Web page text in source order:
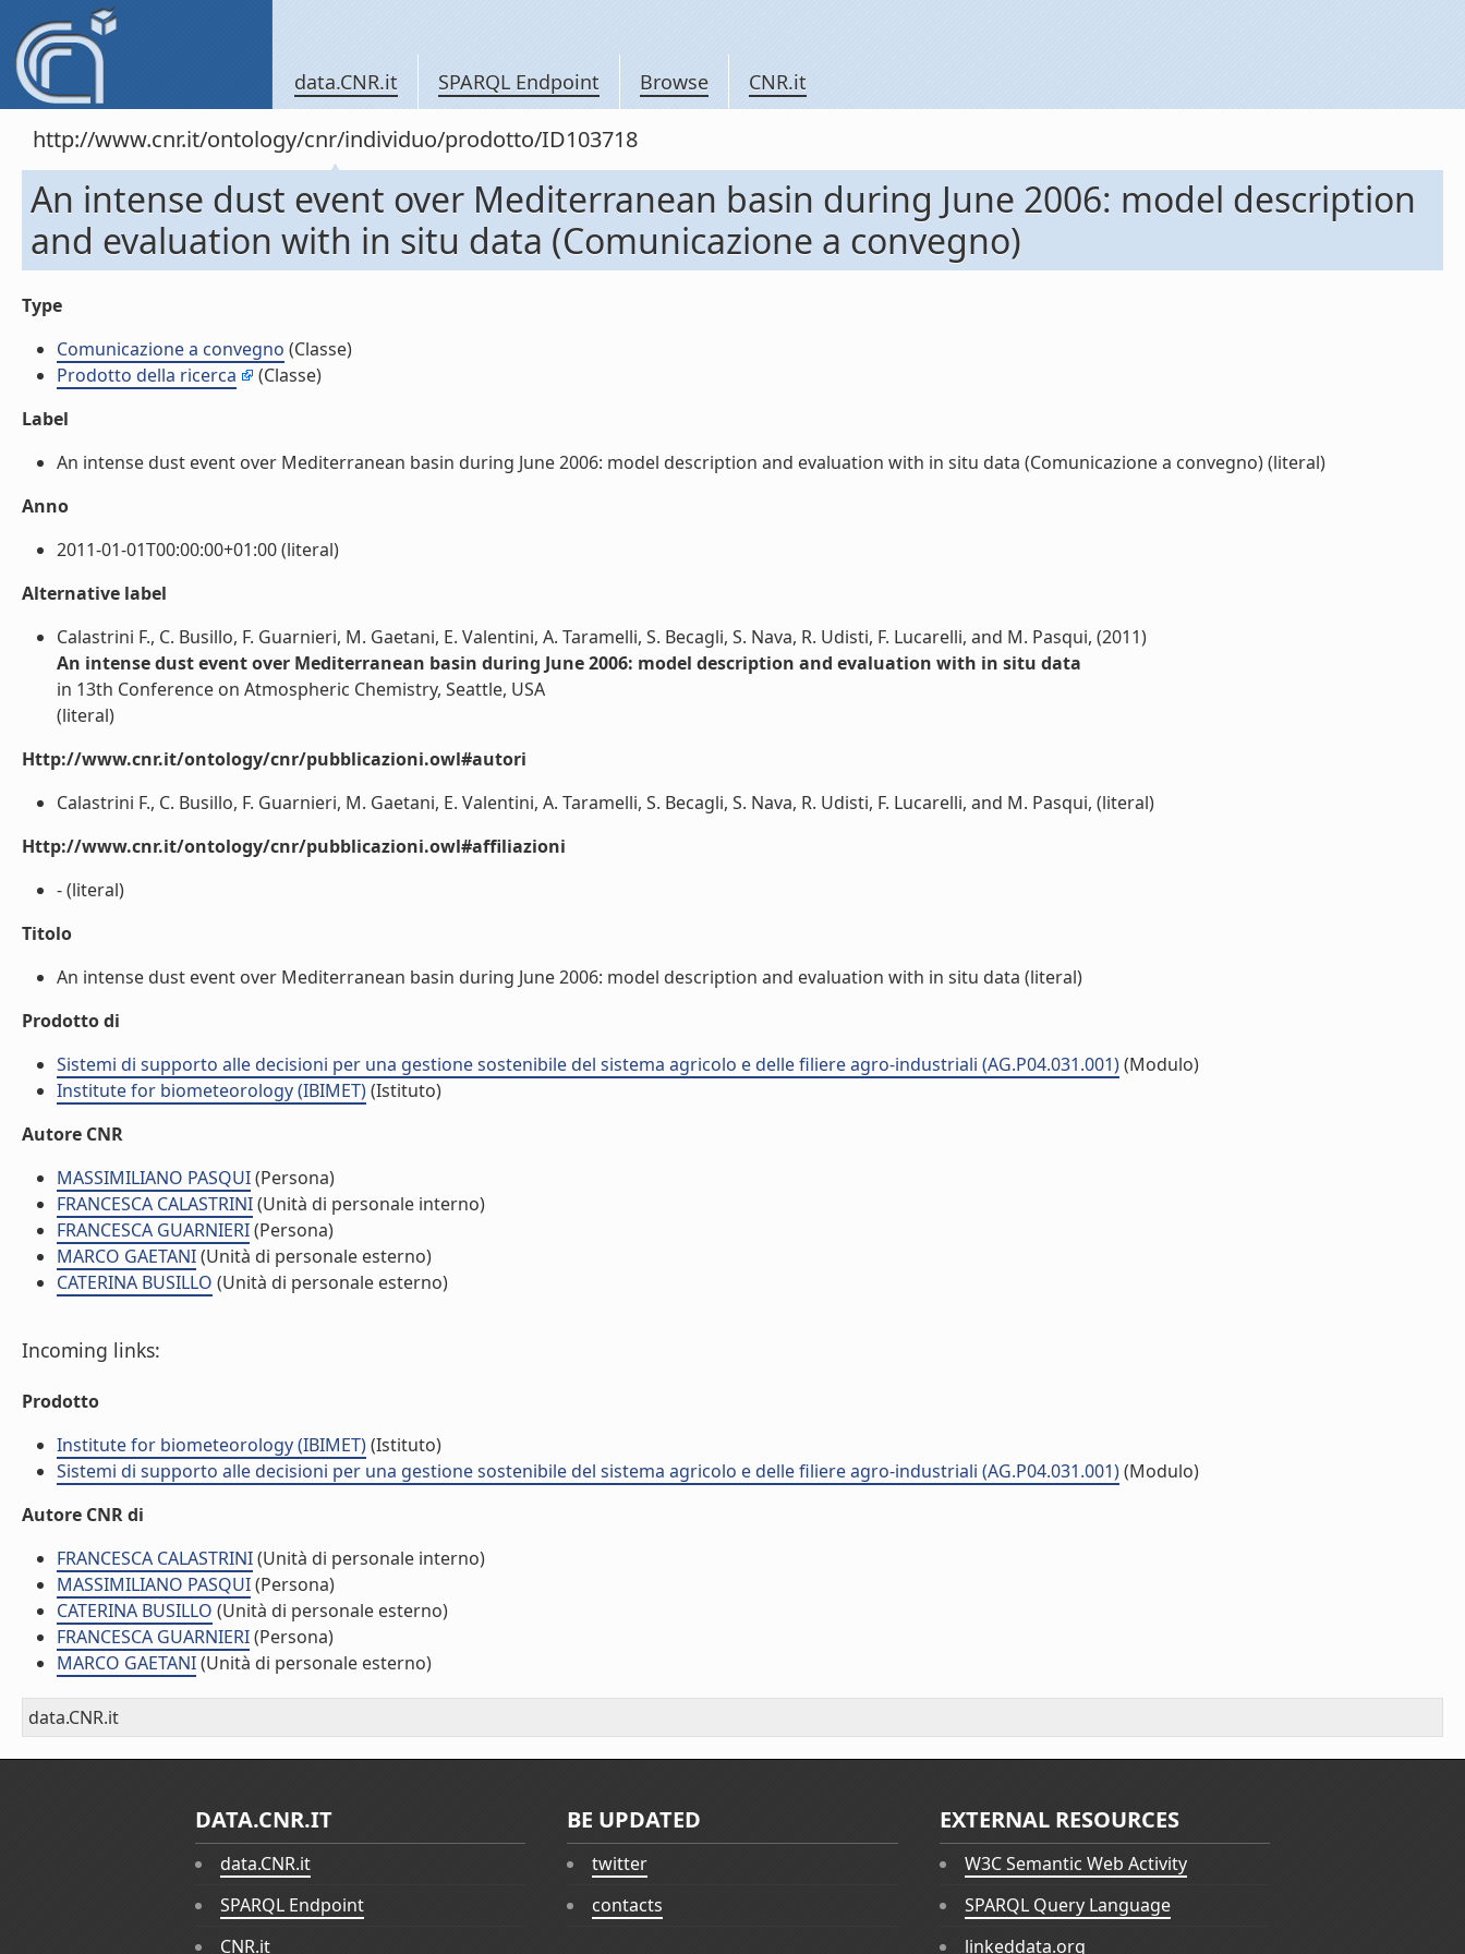
data.CNR.it SPARQL Endpoint Browse CNR.it
http://www.cnr.it/ontology/cnr/individuo/prodotto/ID103718
An intense dust event over Mediterranean basin during June 2006: model description
and evaluation with in situ data (Comunicazione a convegno)
Type
Comunicazione a convegno (Classe)
Prodotto della ricerca
(Classe)
Label
An intense dust event over Mediterranean basin during June 2006: model description and evaluation with in situ data (Comunicazione a convegno) (literal)
Anno
2011-01-01T00:00:00+01:00 (literal)
Alternative label
Calastrini F., C. Busillo, F. Guarnieri, M. Gaetani, E. Valentini, A. Taramelli, S. Becagli, S. Nava, R. Udisti, F. Lucarelli, and M. Pasqui, (2011)
An intense dust event over Mediterranean basin during June 2006: model description and evaluation with in situ data
in 13th Conference on Atmospheric Chemistry, Seattle, USA
(literal)
Http://www.cnr.it/ontology/cnr/pubblicazioni.owl#autori
Calastrini F., C. Busillo, F. Guarnieri, M. Gaetani, E. Valentini, A. Taramelli, S. Becagli, S. Nava, R. Udisti, F. Lucarelli, and M. Pasqui, (literal)
Http://www.cnr.it/ontology/cnr/pubblicazioni.owl#affiliazioni
- (literal)
Titolo
An intense dust event over Mediterranean basin during June 2006: model description and evaluation with in situ data (literal)
Prodotto di
Sistemi di supporto alle decisioni per una gestione sostenibile del sistema agricolo e delle filiere agro-industriali (AG.P04.031.001)(Modulo)
Institute for biometeorology (IBIMET)(Istituto)
Autore CNR
MASSIMILIANO PASQUI(Persona)
FRANCESCA CALASTRINI(Unità di personale interno)
FRANCESCA GUARNIERI(Persona)
MARCO GAETANI(Unità di personale esterno)
CATERINA BUSILLO (Unità di personale esterno)
Incoming links:
Prodotto
Institute for biometeorology (IBIMET)(Istituto)
Sistemi di supporto alle decisioni per una gestione sostenibile del sistema agricolo e delle filiere agro-industriali (AG.P04.031.001)(Modulo)
Autore CNR di
FRANCESCA CALASTRINI(Unità di personale interno)
MASSIMILIANO PASQUI(Persona)
CATERINA BUSILLO (Unità di personale esterno)
FRANCESCA GUARNIERI(Persona)
MARCO GAETANI(Unità di personale esterno)
data.CNR.it
DATA.CNR.IT
data.CNR.it
SPARQL Endpoint
CNR.it
BE UPDATED
twitter
contacts
EXTERNAL RESOURCES
W3C Semantic Web Activity
SPARQL Query Language
linkeddata.org